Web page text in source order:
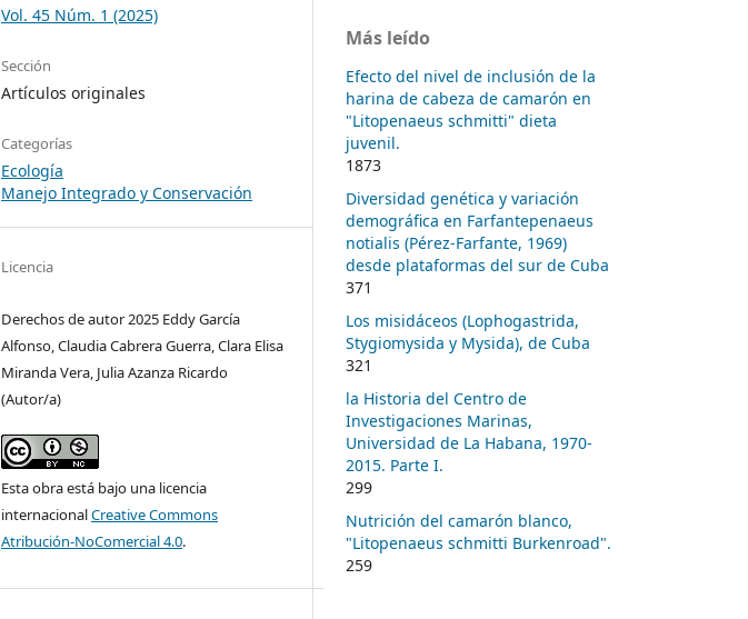
Vol. 45 Núm. 1 (2025)
Sección
Artículos originales
Categorías
Ecología
Manejo Integrado y Conservación
Licencia
Derechos de autor 2025 Eddy García
Alfonso, Claudia Cabrera Guerra, Clara Elisa
Miranda Vera, Julia Azanza Ricardo
(Autor/a)
Esta obra está bajo una licencia
internacionalCreative Commons
Atribución-NoComercial 4.0.
Más leído
Efecto del nivel de inclusión de la
harina de cabeza de camarón en
"Litopenaeus schmitti" dieta
juvenil.
1873
Diversidad genética y variación
demográfica en Farfantepenaeus
notialis (Pérez-Farfante, 1969)
desde plataformas del sur de Cuba
371
Los misidáceos (Lophogastrida,
Stygiomysida y Mysida), de Cuba
321
la Historia del Centro de
Investigaciones Marinas,
Universidad de La Habana, 1970-
2015. Parte I.
299
Nutrición del camarón blanco,
"Litopenaeus schmitti Burkenroad".
259